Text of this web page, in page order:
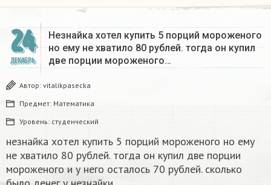
24
ДЕКАБРЬ
Незнайка хотел купить 5 порций мороженого
но ему не хватило 80 рублей. тогда он купил
две порции мороженого…
Автор: vitalikpasecka
Предмет: Математика
Уровень: студенческий
незнайка хотел купить 5 порций мороженого но ему
не хватило 80 рублей. тогда он купил две порции
мороженого и у него осталось 70 рублей. сколько